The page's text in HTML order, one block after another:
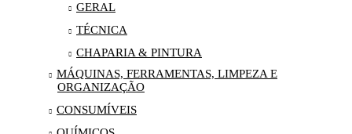
GERAL
TÉCNICA
CHAPARIA & PINTURA
MÁQUINAS, FERRAMENTAS, LIMPEZA E
ORGANIZAÇÃO
CONSUMÍVEIS